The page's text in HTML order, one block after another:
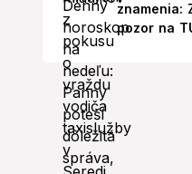
znamenia:
pozor na